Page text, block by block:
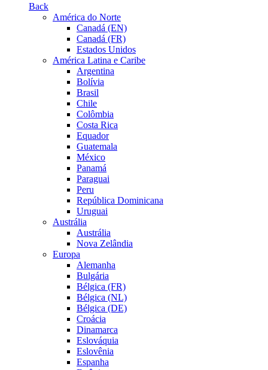
Back
América do Norte
Canadá (EN)
Canadá (FR)
Estados Unidos
América Latina e Caribe
Argentina
Bolívia
Brasil
Chile
Colômbia
Costa Rica
Equador
Guatemala
México
Panamá
Paraguai
Peru
República Dominicana
Uruguai
Austrália
Austrália
Nova Zelândia
Europa
Alemanha
Bulgária
Bélgica (FR)
Bélgica (NL)
Bélgica (DE)
Croácia
Dinamarca
Eslováquia
Eslovênia
Espanha